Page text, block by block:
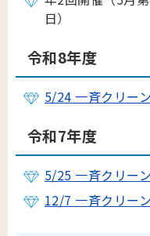
日）
令和8年度
5/24 一斉クリー
令和7年度
5/25 一斉クリー
12/7 一斉クリー